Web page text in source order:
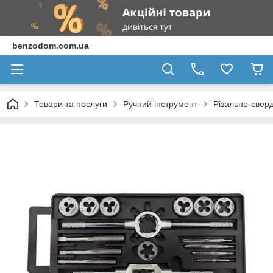
benzodom.com.ua
Товари та послуги Ручний інструмент Різально-